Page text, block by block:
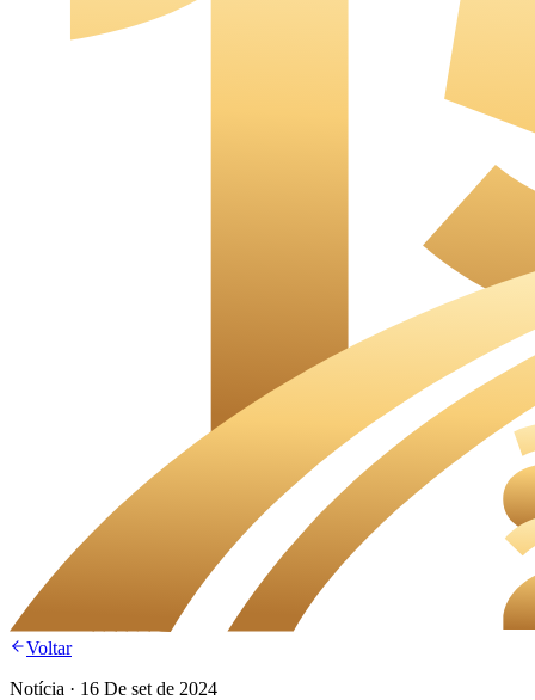
Voltar
Notícia · 16 De set de 2024